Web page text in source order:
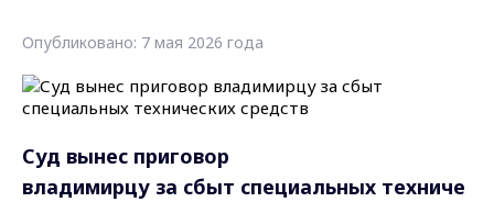
Опубликовано: 7 мая 2026 года
Суд вынес приговор
владимирцу за сбыт специальных техниче